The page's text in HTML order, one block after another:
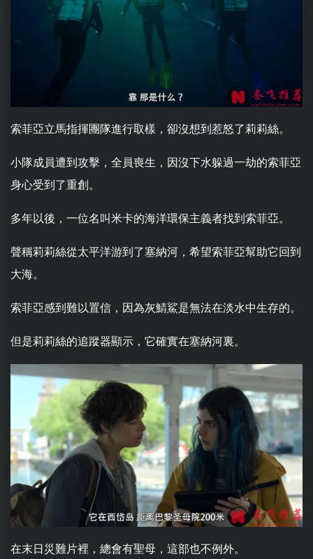
索菲亞立馬指揮團隊進行取樣，卻沒想到惹怒了莉莉絲。
小隊成員遭到攻擊，全員喪生，因沒下水躲過一劫的索菲亞
身心受到了重創。
多年以後，一位名叫米卡的海洋環保主義者找到索菲亞。
聲稱莉莉絲從太平洋游到了塞納河，希望索菲亞幫助它回到
大海。
索菲亞感到難以置信，因為灰鯖鯊是無法在淡水中生存的。
但是莉莉絲的追蹤器顯示，它確實在塞納河裏。
在末日災難片裡，總會有聖母，這部也不例外。